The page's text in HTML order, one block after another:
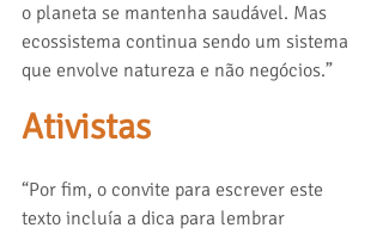
o planeta se mantenha saudável. Mas
ecossistema continua sendo um sistema
que envolve natureza e não negócios.”
Ativistas
“Por fim, o convite para escrever este
texto incluía a dica para lembrar